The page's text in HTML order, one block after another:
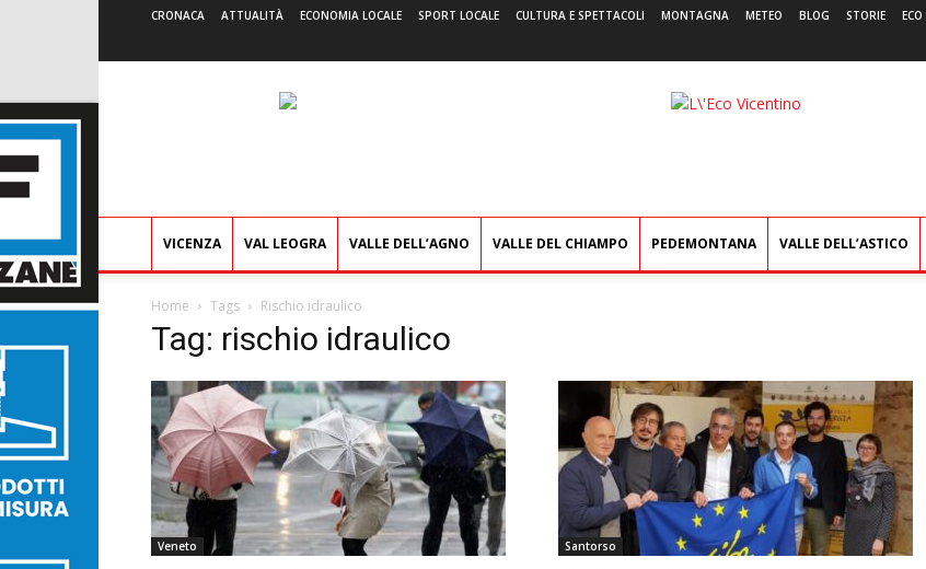
CRONACA ATTUALITÀ ECONOMIA LOCALE SPORT LOCALE CULTURA E SPETTACOLI MONTAGNA METEO BLOG STORIE
L'Eco
VICENZA VAL LEOGRA VALLE DELL’AGNO VALLE DEL CHIAMPO PEDEMONTANA VALLE DELL’ASTICO
Home Tags Rischio idraulico
Tag: rischio idraulico
Veneto Santorso